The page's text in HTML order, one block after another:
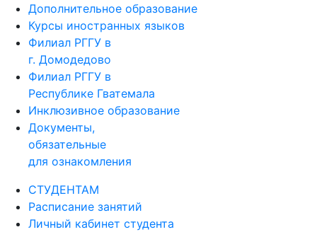
Дополнительное образование
Курсы иностранных языков
Филиал РГГУ в
г. Домодедово
Филиал РГГУ в
Республике Гватемала
Инклюзивное образование
Документы,
обязательные
для ознакомления
СТУДЕНТАМ
Расписание занятий
Личный кабинет студента